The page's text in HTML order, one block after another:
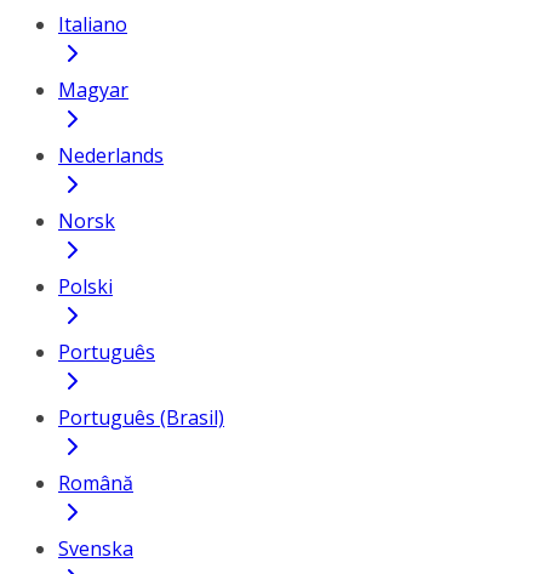
Italiano
Magyar
Nederlands
Norsk
Polski
Português
Português (Brasil)
Română
Svenska